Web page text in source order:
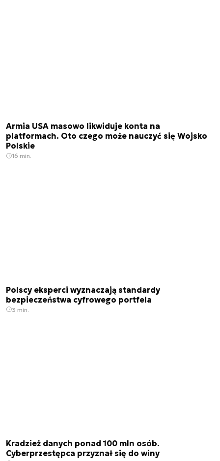
Armia USA masowo likwiduje konta na
platformach. Oto czego może nauczyć się Wojsko
Polskie
16 min.
Polscy eksperci wyznaczają standardy
bezpieczeństwa cyfrowego portfela
3 min.
Kradzież danych ponad 100 mln osób.
Cyberprzestępca przyznał się do winy